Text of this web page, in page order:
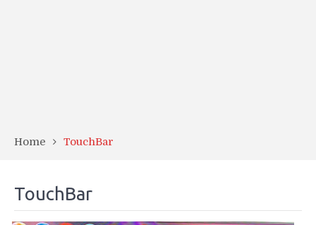
Home TouchBar
TouchBar